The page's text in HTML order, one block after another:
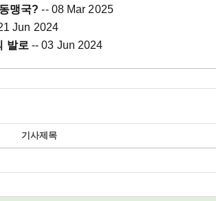
맹국?-- 08 Mar 2025
Jun 2024
발로 -- 03 Jun 2024
기사제목